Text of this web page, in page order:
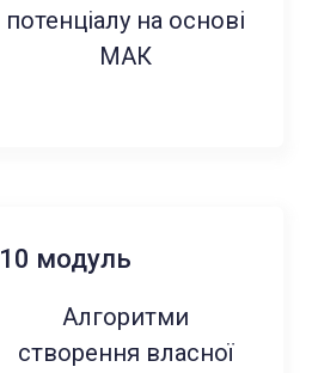
потенціалу на основі
МАК
10 модуль
Алгоритми
створення власної